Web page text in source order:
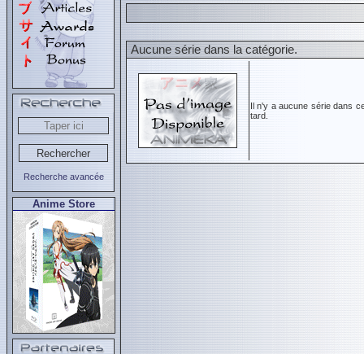
Recherche avancée
Anime Store
Aucune série dans la catégorie.
Il n'y a aucune série dans
tard.